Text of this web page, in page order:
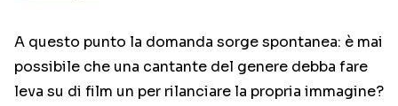
A questo punto la domanda sorge spontanea: è mai
possibile che una cantante del genere debba fare
leva su di film un per rilanciare la propria immagine?